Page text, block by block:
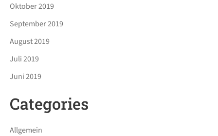
Oktober 2019
September 2019
August 2019
Juli 2019
Juni 2019
Categories
Allgemein